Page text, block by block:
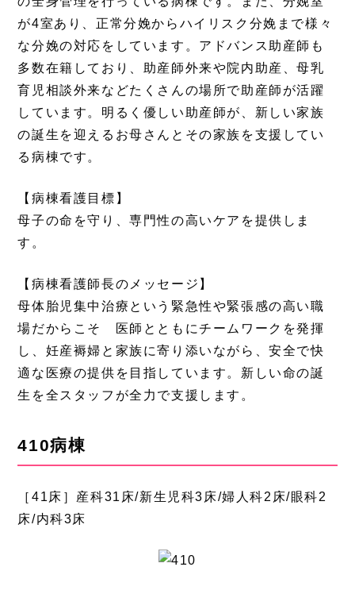
が4室あり、正常分娩からハイリスク分娩まで様々
な分娩の対応をしています。アドバンス助産師も
多数在籍しており、助産師外来や院内助産、母乳
育児相談外来などたくさんの場所で助産師が活躍
しています。明るく優しい助産師が、新しい家族
の誕生を迎えるお母さんとその家族を支援してい
る病棟です。
【病棟看護目標】
母子の命を守り、専門性の高いケアを提供しま
す。
【病棟看護師長のメッセージ】
母体胎児集中治療という緊急性や緊張感の高い職
場だからこそ 医師とともにチームワークを発揮
し、妊産褥婦と家族に寄り添いながら、安全で快
適な医療の提供を目指しています。新しい命の誕
生を全スタッフが全力で支援します。
410病棟
［41床］産科31床/新生児科3床/婦人科2床/眼科2
床/内科3床